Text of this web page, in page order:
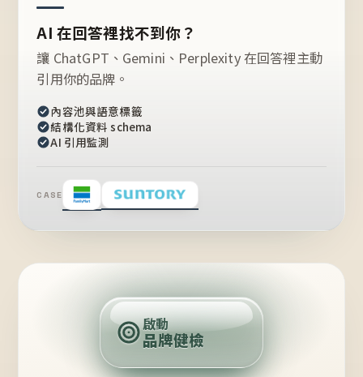
AI 在回答裡找不到你？
讓 ChatGPT、Gemini、Perplexity 在回答裡主動
引用你的品牌。
內容池與語意標籤
結構化資料 schema
AI 引用監測
CASE
定
點
啟動
品牌健檢